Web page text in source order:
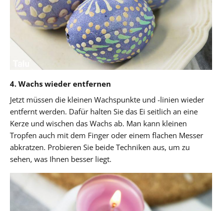
4. Wachs wieder entfernen
Jetzt müssen die kleinen Wachspunkte und -linien wieder
entfernt werden. Dafür halten Sie das Ei seitlich an eine
Kerze und wischen das Wachs ab. Man kann kleinen
Tropfen auch mit dem Finger oder einem flachen Messer
abkratzen. Probieren Sie beide Techniken aus, um zu
sehen, was Ihnen besser liegt.